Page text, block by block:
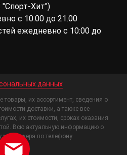
Хит")
с 10.00 до 21.00
ежедневно с 10:00 до
данных
товары, их ассортимент, сведения о
доставки, а также все
их стоимости, сроках оказания
Всю актуальную информацию о
менеджера по телефону